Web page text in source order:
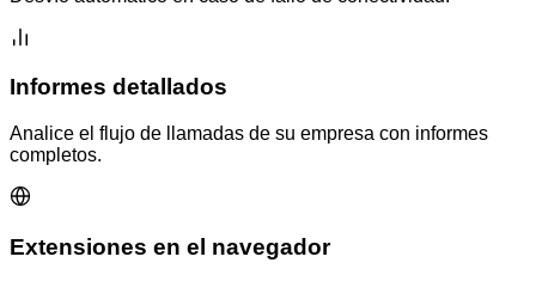
Informes detallados
Analice el flujo de llamadas de su empresa con informes
completos.
Extensiones en el navegador